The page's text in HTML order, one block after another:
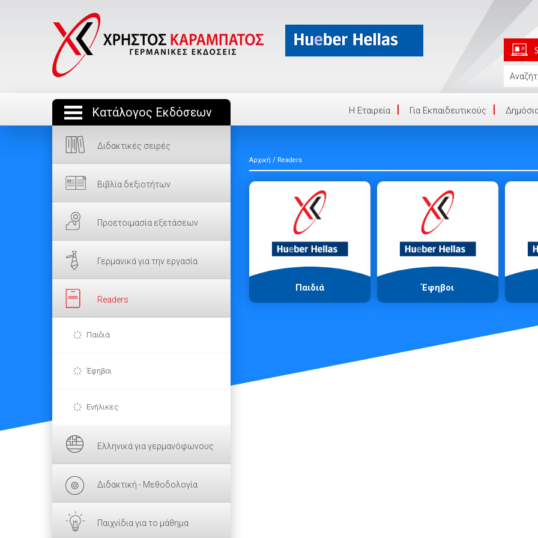
Κατάλογος Εκδόσεων Η Eταιρεία Για Εκπαιδευτικούς
Διδακτικές σειρές
Βιβλία δεξιοτήτων
Προετοιμασία εξετάσεων
Γερμανικά για την εργασία
Readers
Παιδιά
Έφηβοι
Ενήλικες
Ελληνικά για γερμανόφωνους
Διδακτική - Μεθοδολογία
Παιχνίδια για το μάθημα
Αρχική / Readers
Παιδιά Έφηβοι